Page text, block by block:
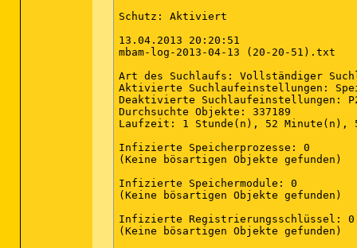
Schutz: Aktiviert
13.04.2013 20:20:51
mbam-log-2013-04-13 (20-20-51).txt
Art des Suchlaufs: Vollständiger
Aktivierte Suchlaufeinstellungen:
Deaktivierte Suchlaufeinstellungen:
Durchsuchte Objekte: 337189
Laufzeit: 1 Stunde(n), 52 Minute(n),
Infizierte Speicherprozesse: 0
(Keine bösartigen Objekte gefunden)
Infizierte Speichermodule: 0
(Keine bösartigen Objekte gefunden)
Infizierte Registrierungsschlüssel: 0
(Keine bösartigen Objekte gefunden)